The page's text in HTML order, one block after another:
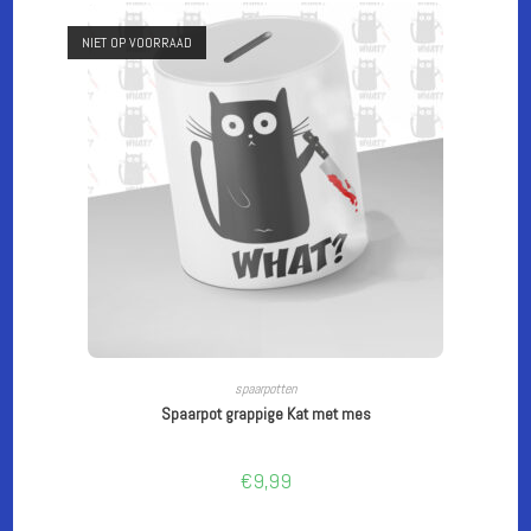
productpagina
NIET OP VOORRAAD
LEES VERDER
spaarpotten
Spaarpot grappige Kat met mes
€9,99